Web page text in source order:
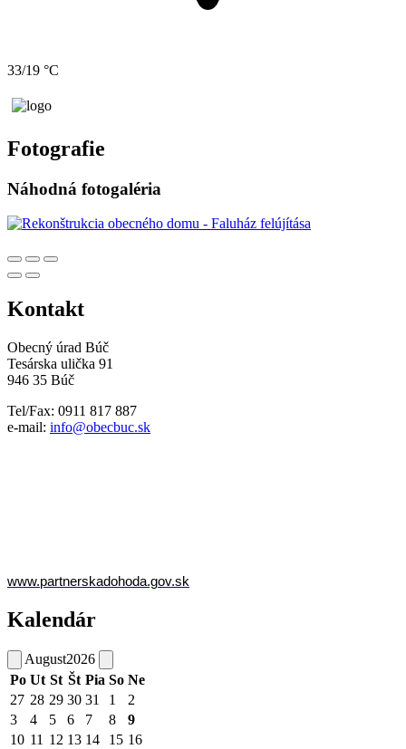
33/19 °C
Fotografie
Náhodná fotogaléria
Kontakt
Obecný úrad Búč
Tesárska ulička 91
946 35 Búč
Tel/Fax: 0911 817 887
e-mail: info@obecbuc.sk
www.partnerskadohoda.gov.sk
Kalendár
August2026
Po Ut St Št Pia So Ne
27 28 29 30 31 1
2
3
4 5 6 7 8
9
10 11 12 13 14 15 16